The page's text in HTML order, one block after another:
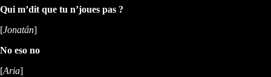
Qui m’dit que tu n’joues pas ?
[Jonatán]
No eso no
[Aria]